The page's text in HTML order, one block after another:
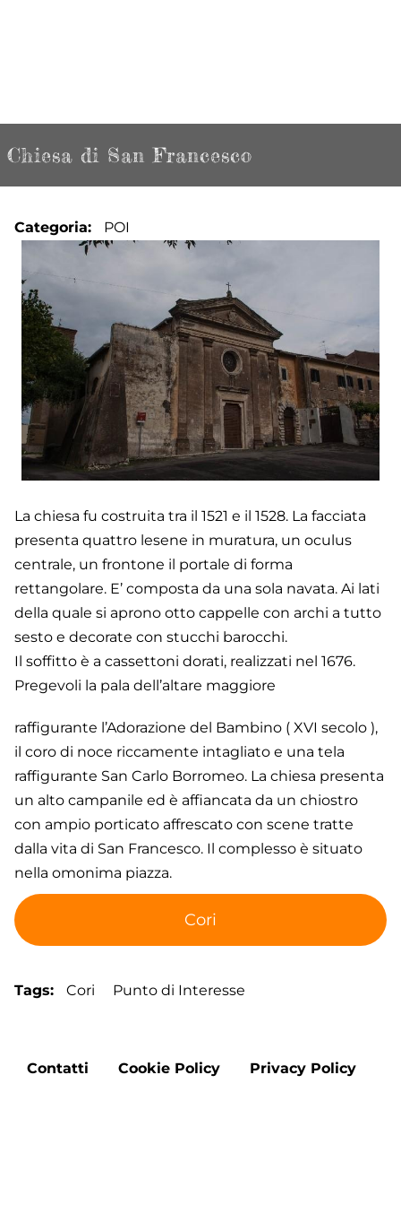
Chiesa di San Francesco
Categoria POI
La chiesa fu costruita tra il 1521 e il 1528. La facciata
presenta quattro lesene in muratura, un oculus
centrale, un frontone il portale di forma
rettangolare. E’ composta da una sola navata. Ai lati
della quale si aprono otto cappelle con archi a tutto
sesto e decorate con stucchi barocchi.
Il soffitto è a cassettoni dorati, realizzati nel 1676.
Pregevoli la pala dell’altare maggiore
raffigurante l’Adorazione del Bambino ( XVI secolo ),
il coro di noce riccamente intagliato e una tela
raffigurante San Carlo Borromeo. La chiesa presenta
un alto campanile ed è affiancata da un chiostro
con ampio porticato affrescato con scene tratte
dalla vita di San Francesco. Il complesso è situato
nella omonima piazza.
Cori
Tags Cori Punto di Interesse
Footer
Contatti Cookie Policy Privacy Policy